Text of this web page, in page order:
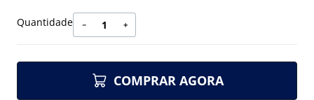
Quantidade ＋
－
COMPRAR AGORA